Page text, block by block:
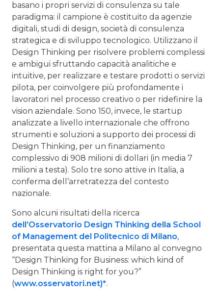
basano i propri servizi di consulenza su tale
paradigma: il campione è costituito da agenzie
digitali, studi di design, società di consulenza
strategica e di sviluppo tecnologico. Utilizzano il
Design Thinking per risolvere problemi complessi
e ambigui sfruttando capacità analitiche e
intuitive, per realizzare e testare prodotti o servizi
pilota, per coinvolgere più profondamente i
lavoratori nel processo creativo o per ridefinire la
vision aziendale. Sono 150, invece, le startup
analizzate a livello internazionale che offrono
strumenti e soluzioni a supporto dei processi di
Design Thinking, per un finanziamento
complessivo di 908 milioni di dollari (in media 7
milioni a testa). Solo tre sono attive in Italia, a
conferma dell’arretratezza del contesto
nazionale.
Sono alcuni risultati della ricerca
dell’Osservatorio Design Thinking della School
of Management del Politecnico di Milano,
presentata questa mattina a Milano al convegno
“Design Thinking for Business: which kind of
Design Thinking is right for you?”
(www.osservatori.net)*.